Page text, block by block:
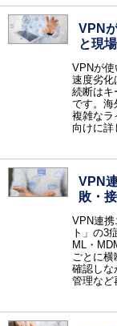
通信インフラ
ハードウェアイン
ネットワークイ
ネットワークセ
その他のセキュリ
データセンター
データ管理
設計開発
VPN
と現
VPNが使
速度劣化
続断はキ
です。海
複雑なラ
向けに詳
VPN
敗・
VPN連携
ト」の3
ML・
ごとに横
確認しな
管理など